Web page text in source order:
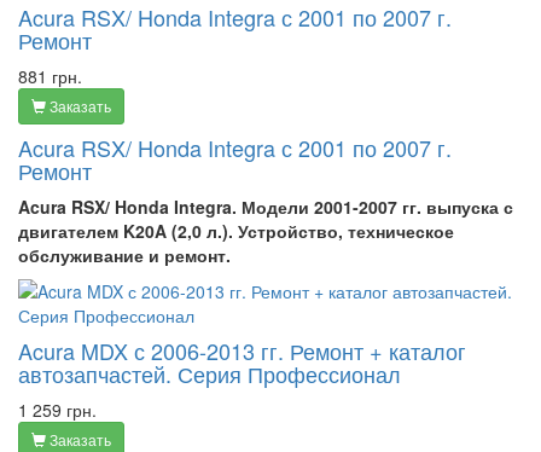
Acura RSX/ Honda Integra с 2001 по 2007 г.
Ремонт
881 грн.
Заказать
Acura RSX/ Honda Integra с 2001 по 2007 г.
Ремонт
Acura RSX/ Honda Integra. Модели 2001-2007 гг. выпуска с
двигателем K20A (2,0 л.). Устройство, техническое
обслуживание и ремонт.
Acura MDX с 2006-2013 гг. Ремонт + каталог
автозапчастей. Серия Профессионал
1 259 грн.
Заказать